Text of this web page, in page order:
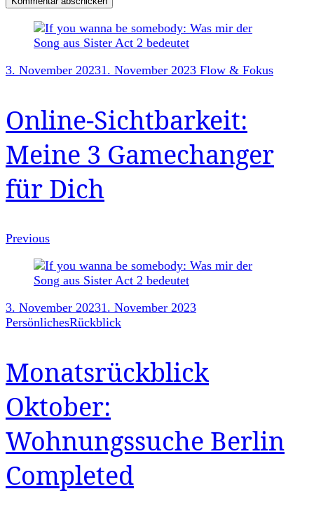
Post
Navigation
3. November 20231. November 2023 Flow & Fokus
Online-Sichtbarkeit:
Meine 3 Gamechanger
für Dich
Previous
3. November 20231. November 2023
PersönlichesRückblick
Monatsrückblick
Oktober:
Wohnungssuche Berlin
Completed